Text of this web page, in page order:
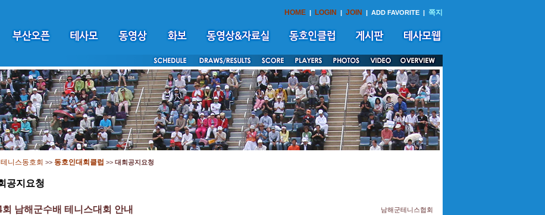
HOME | LOGIN | JOIN | ADD FAVORITE | 쪽지
테니스동호회 >> 동호인대회클럽 >> 대회공지요청
공지요청
회 남해군수배 테니스대회 안내 남해군테니스협회